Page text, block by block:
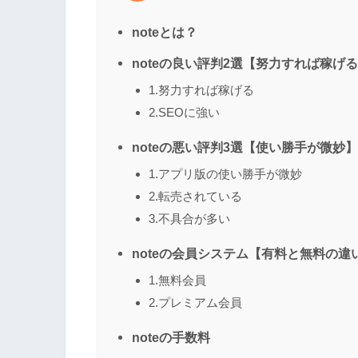
noteとは？
noteの良い評判2選【努力すれば稼げる
1.努力すれば稼げる
2.SEOに強い
noteの悪い評判3選【使い勝手が微妙】
1.アプリ版の使い勝手が微妙
2.転売されている
3.不具合が多い
noteの会員システム【有料と無料の違
1.無料会員
2.プレミアム会員
noteの手数料